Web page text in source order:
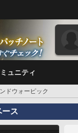
ュニティ
ドウォーピック
ース